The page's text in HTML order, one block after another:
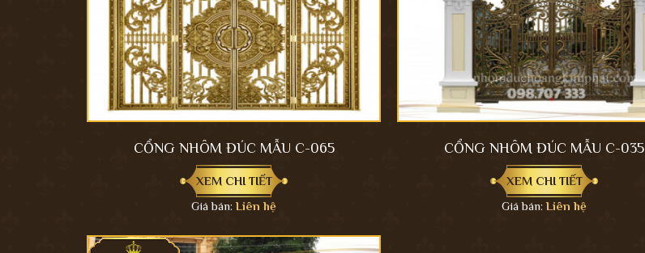
CỔNG NHÔM ĐÚC MẪU C-065
XEM CHI TIẾT
Giá bán:Liên hệ
CỔNG NHÔM ĐÚC MẪU C-035
XEM CHI TIẾT
Giá bán:Liên hệ